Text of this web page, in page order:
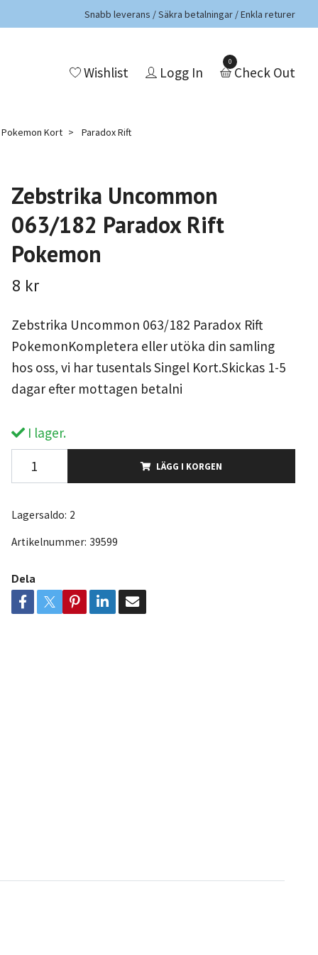
Snabb leverans / Säkra betalningar / Enkla returer
Wishlist Logg In
0
Check Out
Kort
Paradox Rift
Zebstrika Uncommon
063/182 Paradox Rift
Pokemon
8 kr
Zebstrika Uncommon 063/182 Paradox Rift
PokemonKompletera eller utöka din samling
hos oss, vi har tusentals Singel Kort.Skickas 1-5
dagar efter mottagen betalni
I lager.
LÄGG I KORGEN
Lagersaldo: 2
Artikelnummer: 39599
Dela